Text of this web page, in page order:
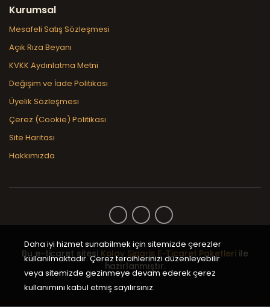
Kurumsal
Mesafeli Satış Sözleşmesi
Açık Rıza Beyanı
KVKK Aydınlatma Metni
Değişim ve İade Politikası
Üyelik Sözleşmesi
Çerez (Cookie) Politikası
Site Haritası
Hakkımızda
Bu e-ticaret sitesi Kolay Sipariş E-Ticaret Paketleri ile
hazırlanmıştır.
Daha iyi hizmet sunabilmek için sitemizde çerezler
kullanılmaktadır. Çerez tercihlerinizi düzenleyebilir
veya sitemizde gezinmeye devam ederek çerez
kullanımını kabul etmiş sayılırsınız.